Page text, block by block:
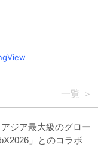
一覧
ジア最大級のグロー
」とのコラボ